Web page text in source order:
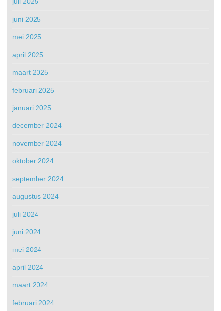
juni 2025
mei 2025
april 2025
maart 2025
februari 2025
januari 2025
december 2024
november 2024
oktober 2024
september 2024
augustus 2024
juli 2024
juni 2024
mei 2024
april 2024
maart 2024
februari 2024